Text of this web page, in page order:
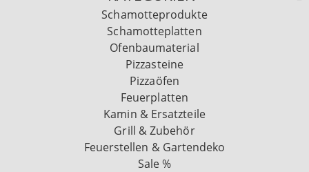
Schamotteprodukte
Schamotteplatten
Ofenbaumaterial
Pizzasteine
Pizzaöfen
Feuerplatten
Kamin & Ersatzteile
Grill & Zubehör
Feuerstellen & Gartendeko
Sale %